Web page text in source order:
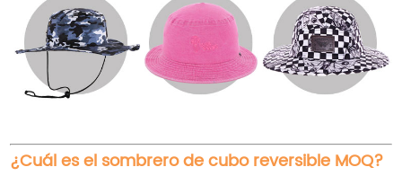
¿Cuál es el sombrero de cubo reversible MOQ?